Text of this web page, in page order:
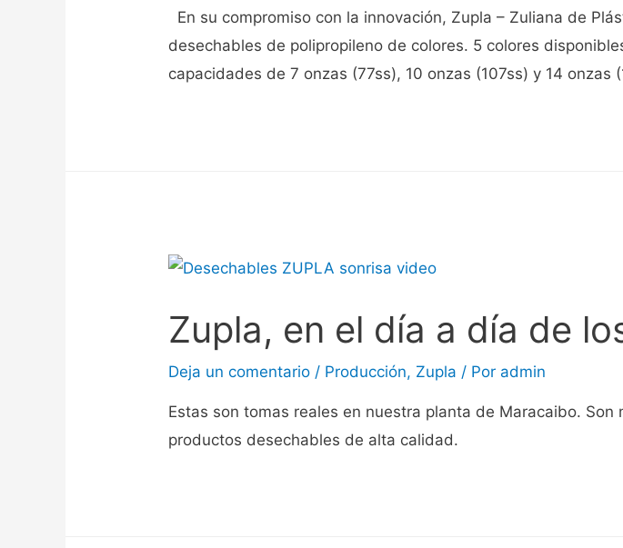
En su compromiso con la innovación, Zupla – Zuliana de
desechables de polipropileno de colores. 5 colores
capacidades de 7 onzas (77ss), 10 onzas (107ss) y 14 onzas
Zupla, en el día a día de
Deja un comentario / Producción, Zupla / Por admin
Estas son tomas reales en nuestra planta de Maracaibo.
productos desechables de alta calidad.